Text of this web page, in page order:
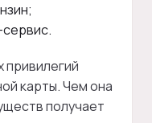
привилегий
карты. Чем она
получает